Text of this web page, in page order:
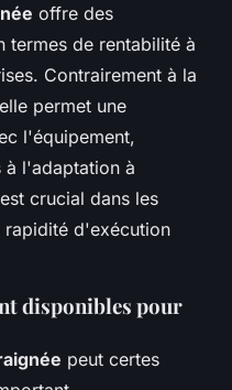
offre des
termes de rentabilité à
Contrairement à la
permet une
l'équipement,
à l'adaptation à
crucial dans les
d'exécution
disponibles pour
peut certes